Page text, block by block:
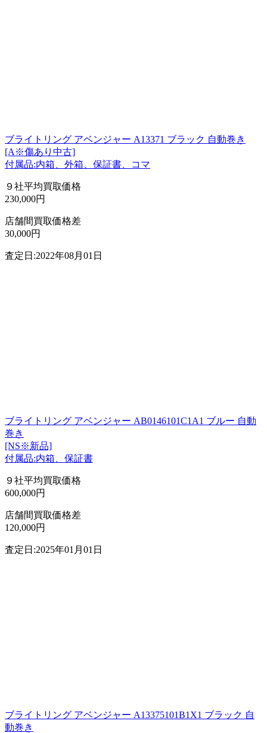
ブライトリング アベンジャー A13371 ブラック 自動巻き
[A※傷あり中古]
付属品:内箱、外箱、保証書、コマ
９社平均買取価格
230,000円
店舗間買取価格差
30,000円
査定日:2022年08月01日
ブライトリング アベンジャー AB0146101C1A1 ブルー 自動
巻き
[NS※新品]
付属品:内箱、保証書
９社平均買取価格
600,000円
店舗間買取価格差
120,000円
査定日:2025年01月01日
ブライトリング アベンジャー A13375101B1X1 ブラック 自
動巻き